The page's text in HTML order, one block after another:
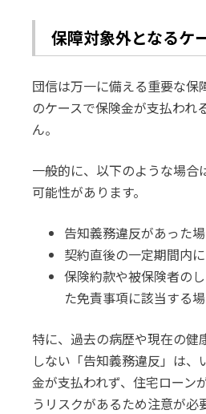
保障対象外となるケ
団信は万一に備える重要な保
のケースで保険金が支払われ
ん。
一般的に、以下のような場合
可能性があります。
告知義務違反があった
契約直後の一定期間内
保険約款や被保険者の
た免責事項に該当する
特に、過去の病歴や現在の健
しない「告知義務違反」は、
金が支払われず、住宅ローン
うリスクがあるため注意が必